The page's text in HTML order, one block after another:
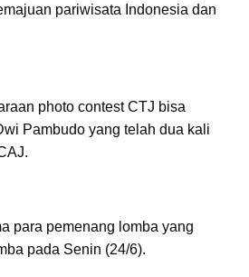
pariwisata Indonesia dan
photo contest CTJ bisa
Pambudo yang telah dua kali
para pemenang lomba yang
pada Senin (24/6).